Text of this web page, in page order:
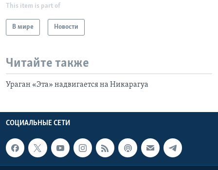
This item is part of
В мире Новости
Читайте также
Ураган «Эта» надвигается на Никарагуа
СОЦИАЛЬНЫЕ СЕТИ